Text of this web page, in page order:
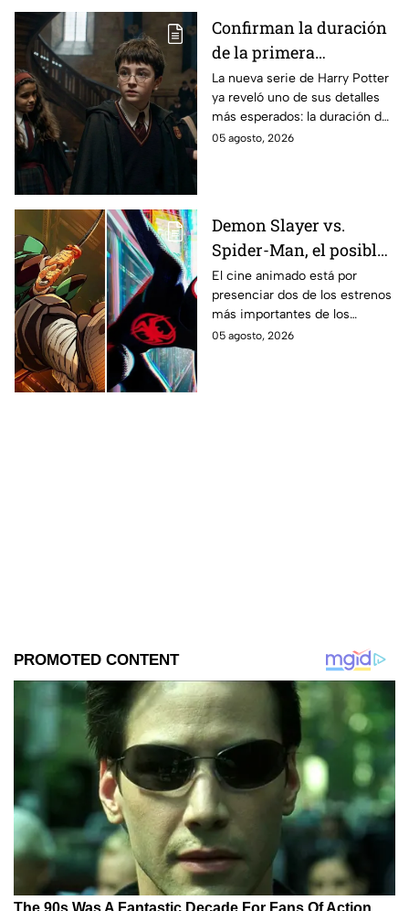
Confirman la duración
de la primera
temporada de Harry
Potter y emocionará a
los fans de los libros
La nueva serie de Harry Potter
ya reveló uno de sus detalles
más esperados: la duración de
la primera temporada basada
05 agosto, 2026
Demon Slayer vs.
Spider-Man, el posible
gran enfrentamiento
en taquilla del 2027
El cine animado está por
presenciar dos de los estrenos
más importantes de los
últimos años.
05 agosto, 2026